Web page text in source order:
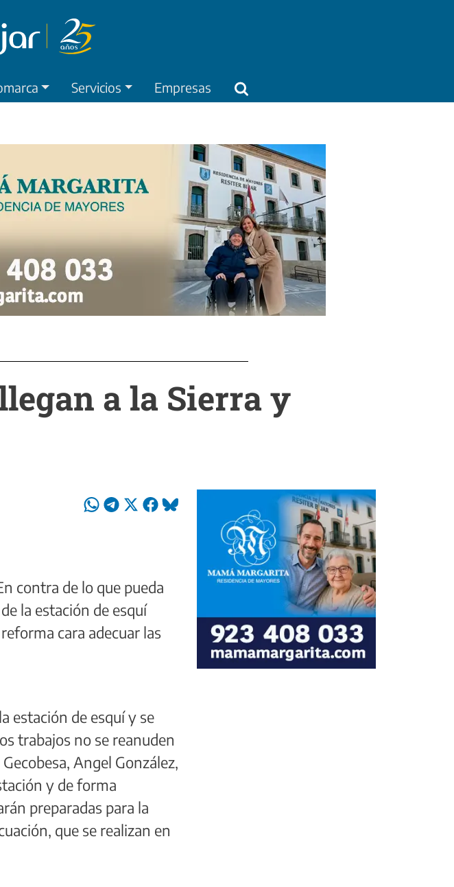
Servicios Empresas
a la Sierra y
contra de lo que pueda
la estación de esquí
cara adecuar las
estación de esquí y se
trabajos no se reanuden
Angel González,
y de forma
preparadas para la
que se realizan en